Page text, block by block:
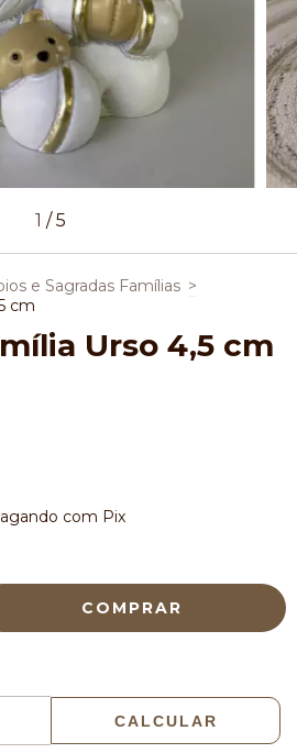
1 /5
e Sagradas Famílias >
cm
Urso 4,5 cm
com Pix
CALCULAR